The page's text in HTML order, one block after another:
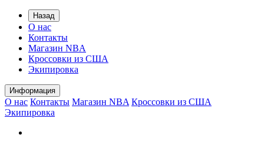
Назад
О нас
Контакты
Магазин NBA
Кроссовки из США
Экипировка
Информация
О нас Контакты Магазин NBA Кроссовки из США
Экипировка